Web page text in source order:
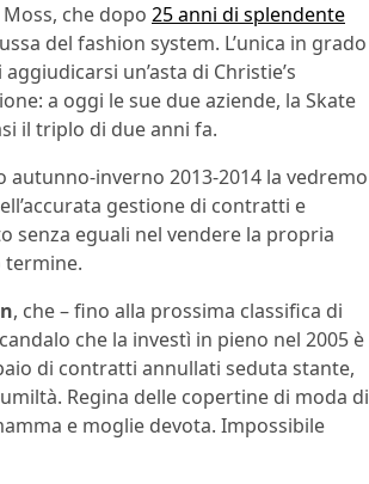
che dopo 25 anni di splendente
del fashion system. L’unica in grado
un’asta di Christie’s
a oggi le sue due aziende, la Skate
il triplo di due anni fa.
inverno 2013-2014 la vedremo
gestione di contratti e
senza eguali nel vendere la propria
termine.
, che – fino alla prossima classifica di
che la investì in pieno nel 2005 è
di contratti annullati seduta stante,
Regina delle copertine di moda di
e moglie devota. Impossibile